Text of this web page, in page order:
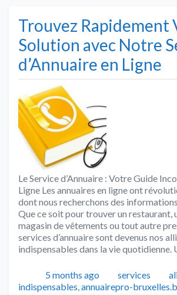
Trouvez Rapidement
Solution avec Notre
d’Annuaire en Ligne
Le Service d’Annuaire : Votre Guide
Ligne Les annuaires en ligne ont
dont nous recherchons des
Que ce soit pour trouver un restaurant,
magasin de vêtements ou tout autre
services d’annuaire sont devenus nos
indispensables dans la vie quotidienne.
Publié5 months ago Catégories
services
indispensables,annuairepro-